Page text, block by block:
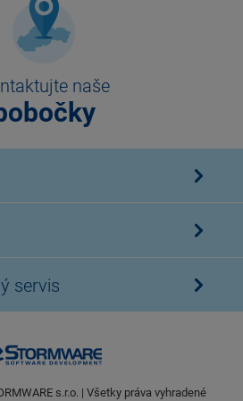
naše
servis
s.r.o. | Všetky práva vyhradené